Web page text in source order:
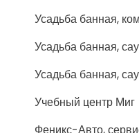
Усадьба банная,
Усадьба банная,
Усадьба банная,
Учебный центр Миг